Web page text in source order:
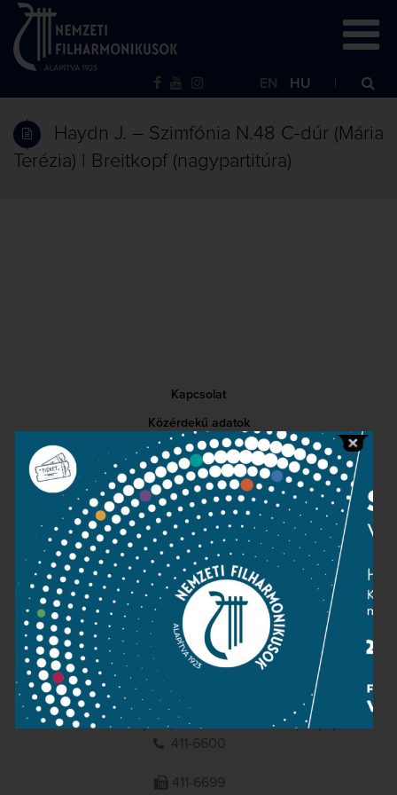
EN HU
Haydn J. – Szimfónia N.48 C-dúr (Mária
Terézia) | Breitkopf (nagypartitúra)
Kapcsolat
Közérdekű adatok
Sajtószoba
Adatvédelem
Impresszum
NEMZETI
FILHARMONIKUSOK
1095 Budapest, Komor Marcell u. 1. (Müpa)
411-6600
411-6699